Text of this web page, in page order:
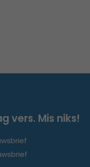
vers. Mis niks!